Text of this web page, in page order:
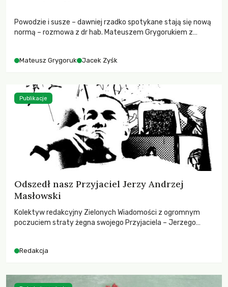
Powodzie i susze – dawniej rzadko spotykane stają się nową
normą – rozmowa z dr hab. Mateuszem Grygorukiem z
Mateusz Grygoruk Jacek Zyśk
Odszedł nasz Przyjaciel Jerzy Andrzej
Masłowski
Kolektyw redakcyjny Zielonych Wiadomości z ogromnym
poczuciem straty żegna swojego Przyjaciela – Jerzego
Redakcja
Publikacje